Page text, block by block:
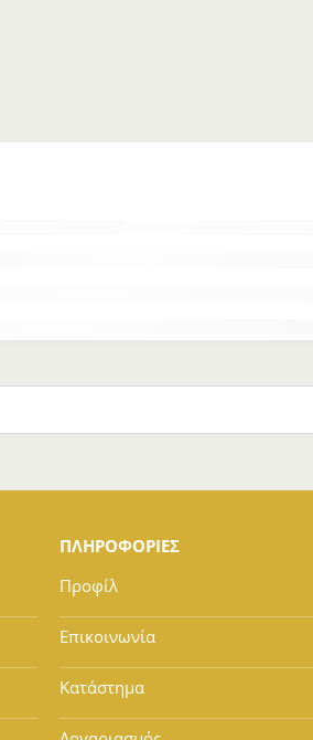
ΠΛΗΡΟΦΟΡΙΕΣ
Προφίλ
Επικοινωνία
Κατάστημα